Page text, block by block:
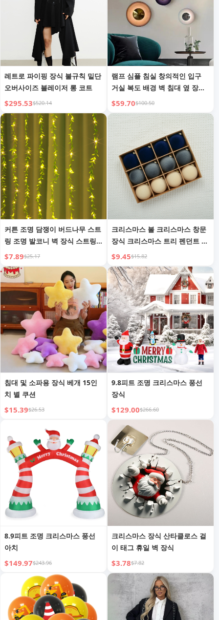
레트로 파이핑 장식 불규칙 밑단
오버사이즈 블레이저 롱 코트
$295.53$520.14
램프 심플 침실 창의적인 입구
거실 복도 배경 벽 침대 옆 장식
등
$59.70$100.50
커튼 조명 담쟁이 버드나무 스트
링 조명 발코니 벽 장식 스트링
조명
$7.89$25.17
크리스마스 볼 크리스마스 창문
장식 크리스마스 트리 펜던트 플
록킹 크리스마스 볼
$9.45$15.82
침대 및 소파용 장식 베개 15인
치 별 쿠션
$15.39$26.53
9.8피트 조명 크리스마스 풍선
장식
$129.00$266.60
8.9피트 조명 크리스마스 풍선
아치
$149.97$243.96
크리스마스 장식 산타클로스 걸
이 태그 휴일 벽 장식
$3.78$7.82